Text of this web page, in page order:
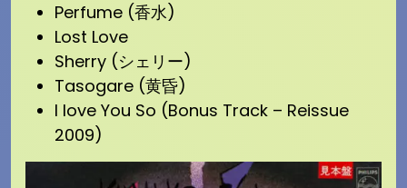
Perfume (香水)
Lost Love
Sherry (シェリー)
Tasogare (黄昏)
I love You So (Bonus Track – Reissue
2009)